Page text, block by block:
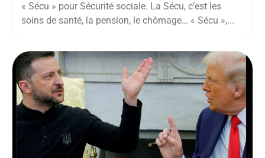
« Sécu » pour Sécurité sociale. La Sécu, c’est les
soins de santé, la pension, le chômage… « Sécu »,...